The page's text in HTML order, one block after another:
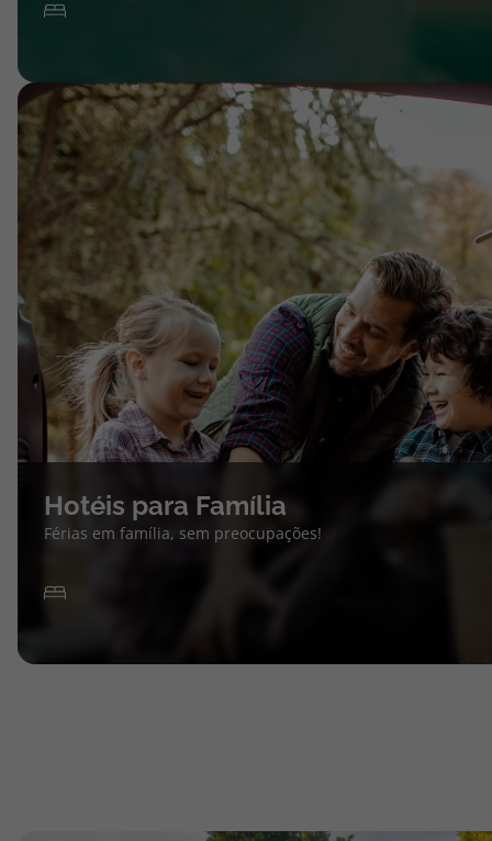
Hotéis para Família
Férias em família, sem preocupações!